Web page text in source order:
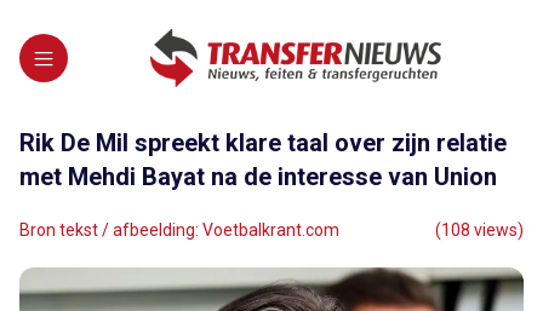
Rik De Mil spreekt klare taal over zijn relatie
met Mehdi Bayat na de interesse van Union
Bron tekst / afbeelding: Voetbalkrant.com (108 views)